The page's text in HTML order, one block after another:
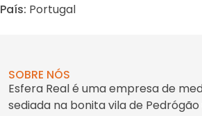
País: Portugal
SOBRE NÓS
Esfera Real é uma empresa de
sediada na bonita vila de